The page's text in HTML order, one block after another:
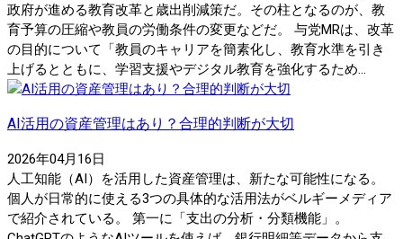
政府が進める教育改革と歳出削減策だ。その柱となるのが、教
育予算の圧縮や教員の労働条件の変更などだ。 与党MRは、改革
の目的について「教員のキャリアを簡素化し、教育水準を引き
上げるとともに、学習支援やデジタル教育を強化するため...
AI活用の資産管理はあり？合理的判断が大切
2026年04月16日
人工知能（AI）を活用した資産管理は、新たな可能性になる。
個人が日常的に使える3つの具体的な活用法がベルギーメディア
で紹介されている。 第一に「支出の分析・分類機能」。